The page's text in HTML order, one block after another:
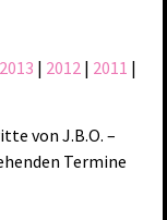
2013 | 2012 | 2011 |
von J.B.O. –
Termine